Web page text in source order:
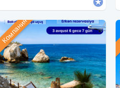
Компания